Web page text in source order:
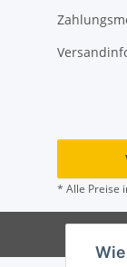
* Alle Preise